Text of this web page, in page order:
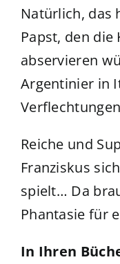
Natürlich, das
Papst, den die
abservieren
Argentinier in
Reiche und
Franziskus
spielt… Da
Phantasie für
In Ihren